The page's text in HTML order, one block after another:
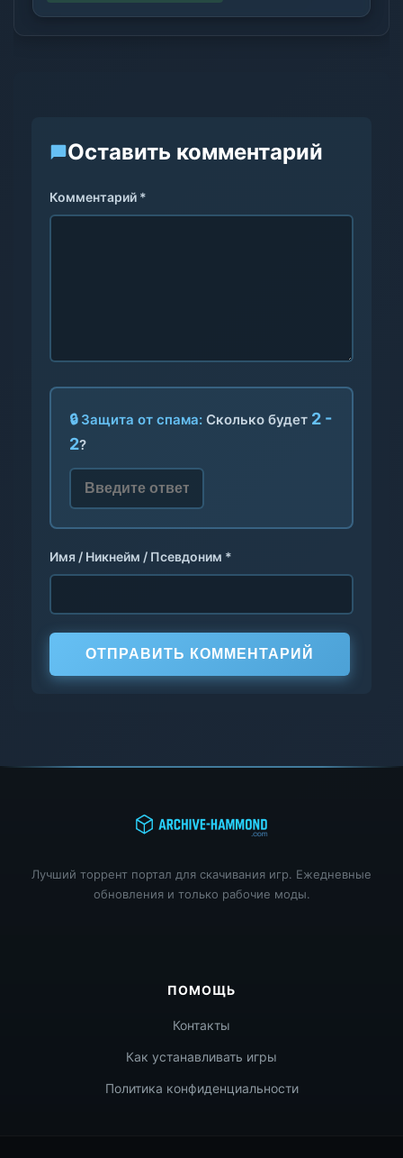
Оставить комментарий
Комментарий *
🔒 Защита от спама: Сколько будет 2 -
2?
Имя / Никнейм / Псевдоним *
ОТПРАВИТЬ КОММЕНТАРИЙ
Лучший торрент портал для скачивания игр. Ежедневные
обновления и только рабочие моды.
ПОМОЩЬ
Контакты
Как устанавливать игры
Политика конфиденциальности